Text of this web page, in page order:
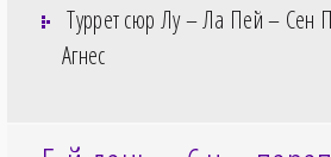
Туррет сюр Лу – Ла Пей – Сен
Агнес